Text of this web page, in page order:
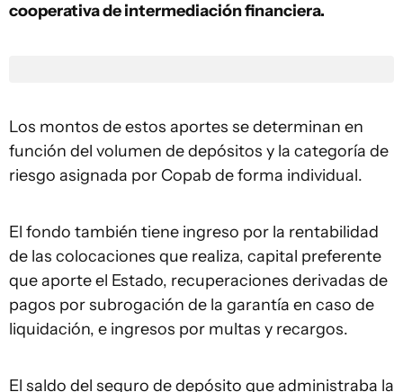
cooperativa de intermediación financiera.
Los montos de estos aportes se determinan en
función del volumen de depósitos y la categoría de
riesgo asignada por Copab de forma individual.
El fondo también tiene ingreso por la rentabilidad
de las colocaciones que realiza, capital preferente
que aporte el Estado, recuperaciones derivadas de
pagos por subrogación de la garantía en caso de
liquidación, e ingresos por multas y recargos.
El saldo del seguro de depósito que administraba la